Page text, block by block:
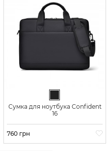
Сумка для ноутбука Confident
16
Цена
760 грн